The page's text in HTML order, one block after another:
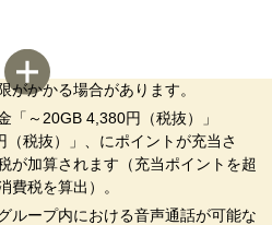
がかかる場合があります。
「～20GB 4,380円（税抜）」
（税抜）」、にポイントが充当さ
が加算されます（充当ポイントを超
費税を算出）。
ループ内における音声通話が可能な